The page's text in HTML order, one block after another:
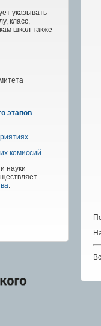
указывать
класс,
школ также
этапов
комиссий.
науки
.